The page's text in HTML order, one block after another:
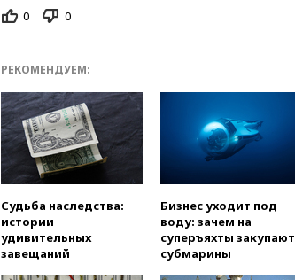
0 0
РЕКОМЕНДУЕМ:
Судьба наследства:
истории
удивительных
завещаний
Бизнес уходит под
воду: зачем на
суперъяхты закупают
субмарины